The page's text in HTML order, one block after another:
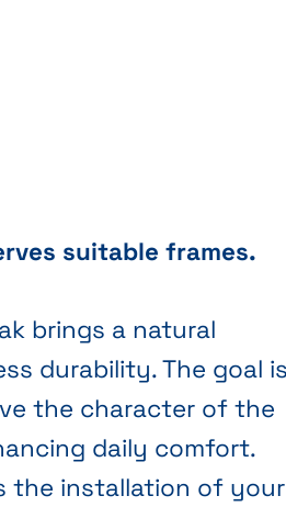
suitable frames.
brings a natural
durability. The goal
the character of the
daily comfort.
the installation of your